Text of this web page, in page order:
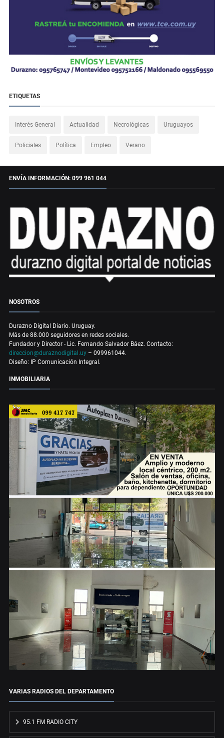
ETIQUETAS
Interés General Actualidad Necrológicas Uruguayos
Policiales Política Empleo Verano
ENVÍA INFORMACIÓN: 099 961 044
NOSOTROS
Durazno Digital Diario. Uruguay.
Más de 88.000 seguidores en redes sociales.
Fundador y Director - Lic. Fernando Salvador Báez. Contacto:
direccion@duraznodigital.uy – 099961044.
Diseño: IP Comunicación Integral.
INMOBILIARIA
VARIAS RADIOS DEL DEPARTAMENTO
95.1 FM RADIO CITY